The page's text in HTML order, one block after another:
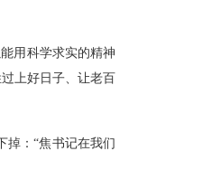
用科学求实的精神
上好日子、让老百
：“焦书记在我们